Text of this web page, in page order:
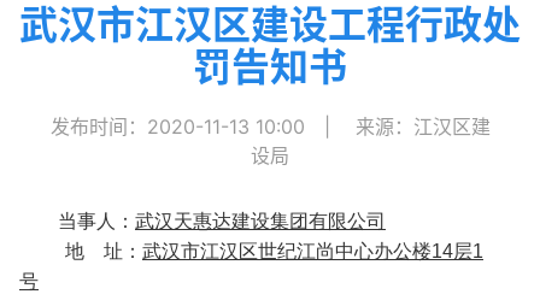
武汉市江汉区建设工程行政处
罚告知书
发布时间：2020-11-13 10:00
来源：江汉区建
设局
当事人： 武汉天惠达建设集团有限公司
地 址： 武汉市江汉区世纪江尚中心办公楼14层1
号